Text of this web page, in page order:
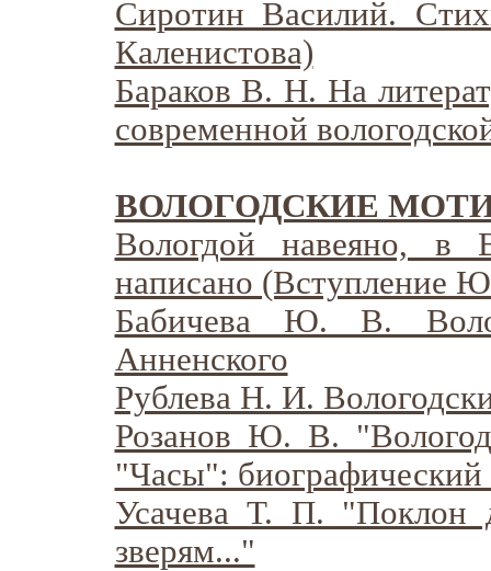
Сиротин Василий.
Каленистова)
Бараков В. Н. На
современной
ВОЛОГОДСКИЕ
Вологдой навеяно, в
написано (Вступление
Бабичева Ю. В.
Анненского
Рублева Н. И.
Розанов Ю. В.
"Часы": биографический
Усачева Т. П. "Поклон
зверям..."